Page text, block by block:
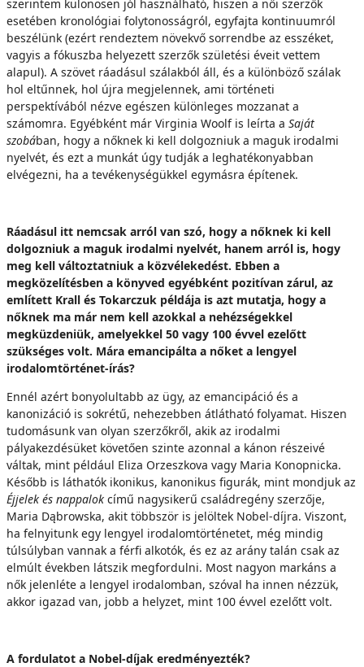
szerintem különösen jól használható, hiszen a női szerzők
esetében kronológiai folytonosságról, egyfajta kontinuumról
beszélünk (ezért rendeztem növekvő sorrendbe az esszéket,
vagyis a fókuszba helyezett szerzők születési éveit vettem
alapul). A szövet ráadásul szálakból áll, és a különböző szálak
hol eltűnnek, hol újra megjelennek, ami történeti
perspektívából nézve egészen különleges mozzanat a
számomra. Egyébként már Virginia Woolf is leírta a Saját
szobában, hogy a nőknek ki kell dolgozniuk a maguk irodalmi
nyelvét, és ezt a munkát úgy tudják a leghatékonyabban
elvégezni, ha a tevékenységükkel egymásra építenek.
Ráadásul itt nemcsak arról van szó, hogy a nőknek ki kell
dolgozniuk a maguk irodalmi nyelvét, hanem arról is, hogy
meg kell változtatniuk a közvélekedést. Ebben a
megközelítésben a könyved egyébként pozitívan zárul, az
említett Krall és Tokarczuk példája is azt mutatja, hogy a
nőknek ma már nem kell azokkal a nehézségekkel
megküzdeniük, amelyekkel 50 vagy 100 évvel ezelőtt
szükséges volt. Mára emancipálta a nőket a lengyel
irodalomtörténet-írás?
Ennél azért bonyolultabb az ügy, az emancipáció és a
kanonizáció is sokrétű, nehezebben átlátható folyamat. Hiszen
tudomásunk van olyan szerzőkről, akik az irodalmi
pályakezdésüket követően szinte azonnal a kánon részeivé
váltak, mint például Eliza Orzeszkova vagy Maria Konopnicka.
Később is láthatók ikonikus, kanonikus figurák, mint mondjuk az
Éjjelek és nappalok című nagysikerű családregény szerzője,
Maria Dąbrowska, akit többször is jelöltek Nobel-díjra. Viszont,
ha felnyitunk egy lengyel irodalomtörténetet, még mindig
túlsúlyban vannak a férfi alkotók, és ez az arány talán csak az
elmúlt években látszik megfordulni. Most nagyon markáns a
nők jelenléte a lengyel irodalomban, szóval ha innen nézzük,
akkor igazad van, jobb a helyzet, mint 100 évvel ezelőtt volt.
A fordulatot a Nobel-díjak eredményezték?